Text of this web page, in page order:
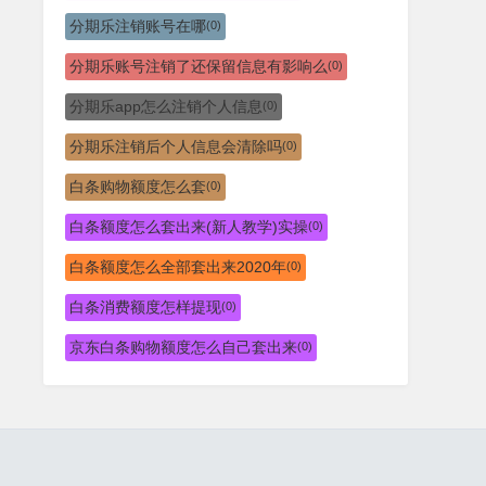
分期乐注销账号在哪(0)
分期乐账号注销了还保留信息有影响么(0)
分期乐app怎么注销个人信息 (0)
分期乐注销后个人信息会清除吗(0)
白条购物额度怎么套(0)
白条额度怎么套出来(新人教学)实操(0)
白条额度怎么全部套出来2020年(0)
白条消费额度怎样提现(0)
京东白条购物额度怎么自己套出来(0)